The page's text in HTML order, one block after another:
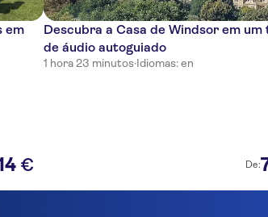
em
€
Descubra a Casa de Windsor em um
de áudio autoguiado
1 hora 23 minutos·Idiomas: en
De: